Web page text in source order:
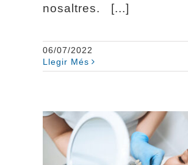
nosaltres. [...]
06/07/2022
Llegir Més